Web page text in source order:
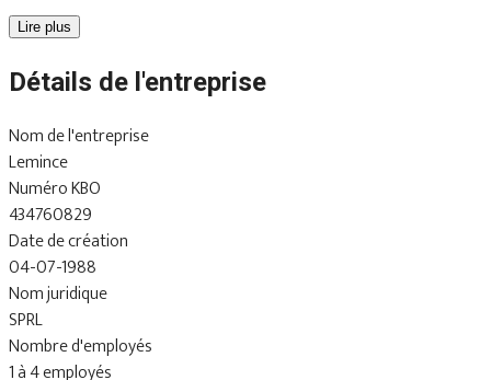
Lire plus
Détails de l'entreprise
Nom de l'entreprise
Lemince
Numéro KBO
434760829
Date de création
04-07-1988
Nom juridique
SPRL
Nombre d'employés
1 à 4 employés